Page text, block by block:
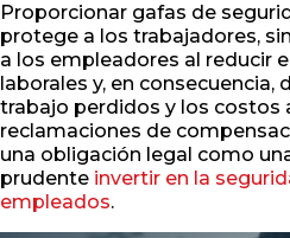
Proporcionar gafas de
protege a los trabajadores,
a los empleadores al reducir
laborales y, en consecuencia,
trabajo perdidos y los costos
reclamaciones de
una obligación legal como
prudente invertir en la
empleados.